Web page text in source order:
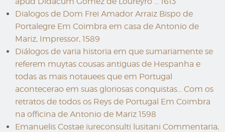
Dialogos de Dom Frei Amador Arraiz Bispo de
Portalegre Em Coimbra em casa de Antonio de
Mariz, Impressor, 1589
Diálogos de varia historia em que sumariamente se
referem muytas cousas antiguas de Hespanha e
todas as mais notauees que em Portugal
acontecerao em suas gloriosas conquistas... Com os
retratos de todos os Reys de Portugal Em Coimbra
na officina de Antonio de Mariz 1598
Emanuelis Costae iureconsulti lusitani Commentaria,